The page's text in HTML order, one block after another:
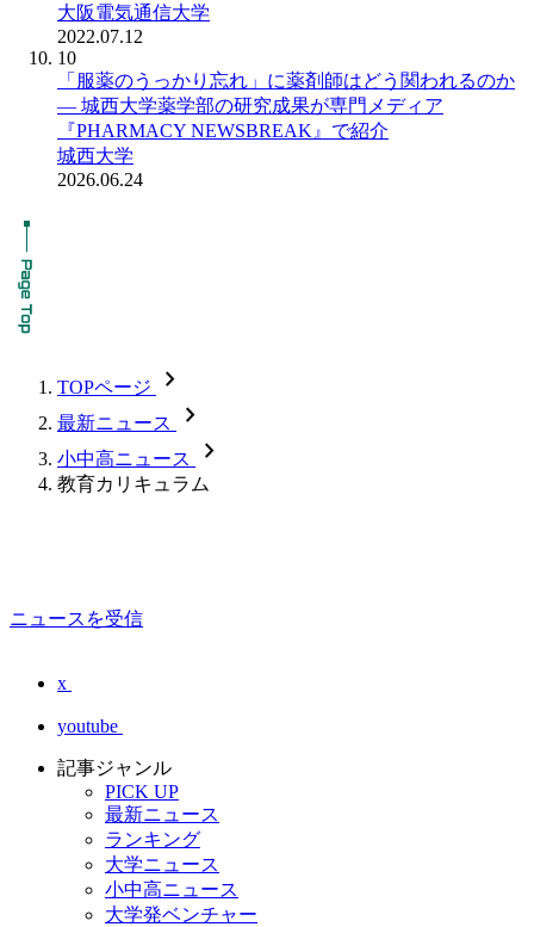
大阪電気通信大学
2022.07.12
10
「服薬のうっかり忘れ」に薬剤師はどう関われるのか
― 城西大学薬学部の研究成果が専門メディア
『PHARMACY NEWSBREAK』で紹介
城西大学
2026.06.24
TOPページ chevron_forward
最新ニュース chevron_forward
小中高ニュース chevron_forward
教育カリキュラム
ニュースを受信
x
youtube
記事ジャンル
PICK UP
最新ニュース
ランキング
大学ニュース
小中高ニュース
大学発ベンチャー